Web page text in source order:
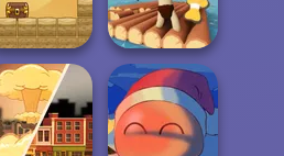
Mr. Macagi
Adventures
Raft Life